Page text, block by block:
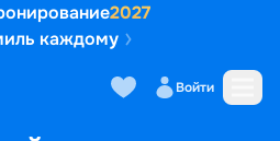
2027
каждому
Войти
кают Маршрут и